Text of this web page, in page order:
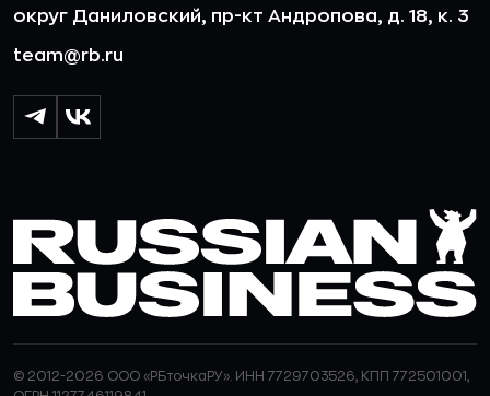
округ Даниловский, пр-кт Андропова, д. 18, к. 3
team@rb.ru
© 2012-2026 ООО «РБточкаРУ». ИНН 7729703526, КПП 772501001,